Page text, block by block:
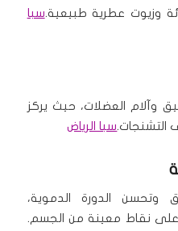
وزيوت عطرية طبيعية.سبا
وآلام العضلات، حيث يركز
التشنجات.سبا الرياض
وتحسن الدورة الدموية،
على نقاط معينة من الجسم.